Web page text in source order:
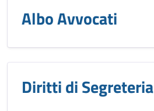
Albo Avvocati
Diritti di Segreteria